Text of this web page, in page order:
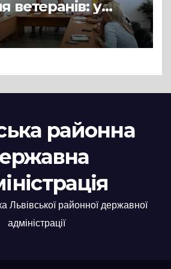
ветеранів: у
РДА розглянули
районна
Львівської районної державної
адміністрації